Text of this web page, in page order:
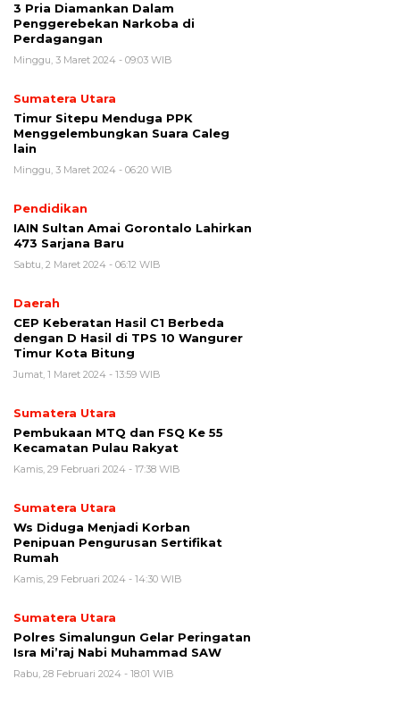
3 Pria Diamankan Dalam
Penggerebekan Narkoba di
Perdagangan
Minggu, 3 Maret 2024 - 09:03 WIB
Sumatera Utara
Timur Sitepu Menduga PPK
Menggelembungkan Suara Caleg
lain
Minggu, 3 Maret 2024 - 06:20 WIB
Pendidikan
IAIN Sultan Amai Gorontalo Lahirkan
473 Sarjana Baru
Sabtu, 2 Maret 2024 - 06:12 WIB
Daerah
CEP Keberatan Hasil C1 Berbeda
dengan D Hasil di TPS 10 Wangurer
Timur Kota Bitung
Jumat, 1 Maret 2024 - 13:59 WIB
Sumatera Utara
Pembukaan MTQ dan FSQ Ke 55
Kecamatan Pulau Rakyat
Kamis, 29 Februari 2024 - 17:38 WIB
Sumatera Utara
Ws Diduga Menjadi Korban
Penipuan Pengurusan Sertifikat
Rumah
Kamis, 29 Februari 2024 - 14:30 WIB
Sumatera Utara
Polres Simalungun Gelar Peringatan
Isra Mi’raj Nabi Muhammad SAW
Rabu, 28 Februari 2024 - 18:01 WIB